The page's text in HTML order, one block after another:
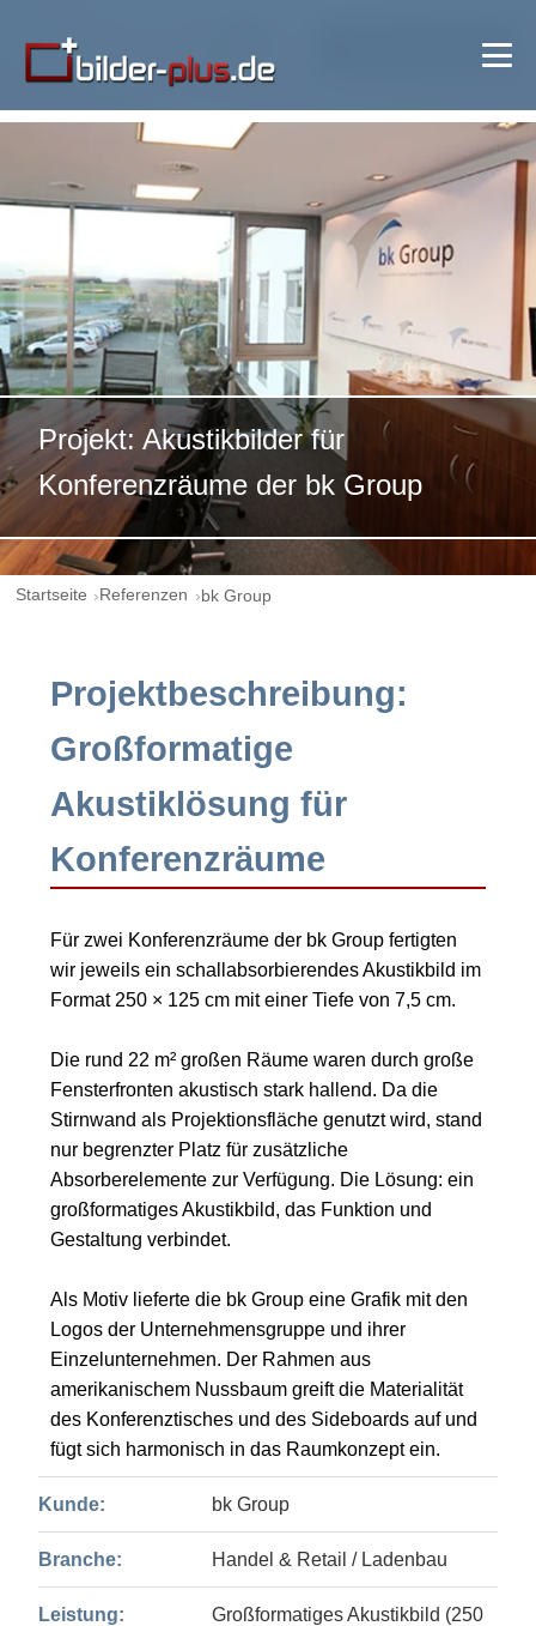
Projekt: Akustikbilder für
Konferenzräume der bk Group
🔍 Bild vergrößern
Startseite Referenzen bk Group
Kunde: bk Group
Branche: Handel & Retail / Ladenbau
Leistung:
Großformatiges Akustikbild (250
Projektbeschreibung:
Großformatige
Akustiklösung für
Konferenzräume
Für zwei Konferenzräume der bk Group fertigten
wir jeweils ein schallabsorbierendes Akustikbild im
Format 250 × 125 cm mit einer Tiefe von 7,5 cm.
Die rund 22 m² großen Räume waren durch große
Fensterfronten akustisch stark hallend. Da die
Stirnwand als Projektionsfläche genutzt wird, stand
nur begrenzter Platz für zusätzliche
Absorberelemente zur Verfügung. Die Lösung: ein
großformatiges Akustikbild, das Funktion und
Gestaltung verbindet.
Als Motiv lieferte die bk Group eine Grafik mit den
Logos der Unternehmensgruppe und ihrer
Einzelunternehmen. Der Rahmen aus
amerikanischem Nussbaum greift die Materialität
des Konferenztisches und des Sideboards auf und
fügt sich harmonisch in das Raumkonzept ein.